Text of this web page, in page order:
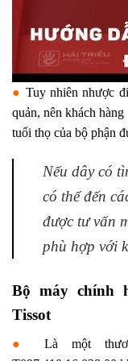
● Tuy nhiên nhược
quản, nên khách
tuổi thọ của bộ phận
Nếu dây có
có thể đến
được tư vấn
phù hợp với
Bộ máy chính
Tissot
●
Là một